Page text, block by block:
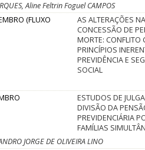
Aline Feltrin Foguel CAMPOS
(FLUXO
AS ALTERAÇÕES
CONCESSÃO DE
MORTE: CONFLITO
PRINCÍPIOS
PREVIDÊNCIA E
SOCIAL
ESTUDOS DE
DIVISÃO DA
PREVIDENCIÁRIA
FAMÍLIAS
JORGE DE OLIVEIRA LINO